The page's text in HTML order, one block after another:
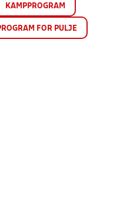
KAMPPROGRAM
FOR PULJE